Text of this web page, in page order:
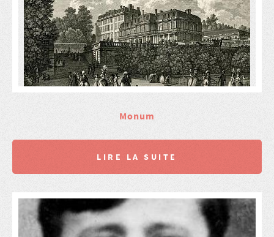
Monum
LIRE LA SUITE